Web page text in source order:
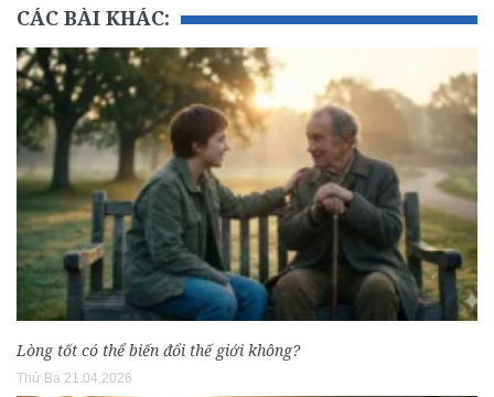
CÁC BÀI KHÁC:
Lòng tốt có thể biến đổi thế giới không?
Thứ Ba 21.04.2026